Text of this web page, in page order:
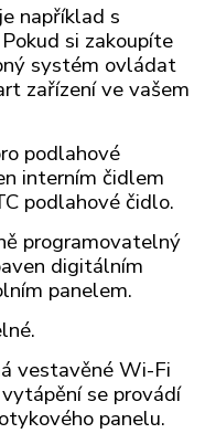
například s
si zakoupíte
systém ovládat
zařízení ve vašem
podlahové
interním čidlem
podlahové čidlo.
programovatelný
digitálním
panelem.
vestavěné Wi-Fi
se provádí
panelu.